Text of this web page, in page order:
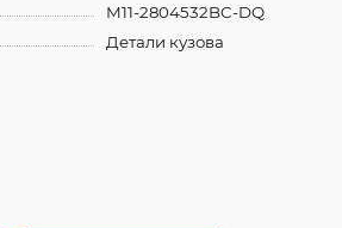
M11-2804532BC-DQ
Детали кузова